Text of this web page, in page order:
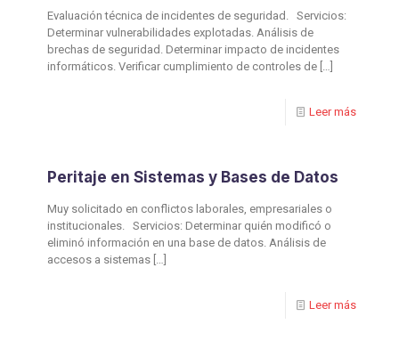
Evaluación técnica de incidentes de seguridad. Servicios:
Determinar vulnerabilidades explotadas. Análisis de
brechas de seguridad. Determinar impacto de incidentes
informáticos. Verificar cumplimiento de controles de […]
Leer más
Peritaje en Sistemas y Bases de Datos
Muy solicitado en conflictos laborales, empresariales o
institucionales. Servicios: Determinar quién modificó o
eliminó información en una base de datos. Análisis de
accesos a sistemas […]
Leer más